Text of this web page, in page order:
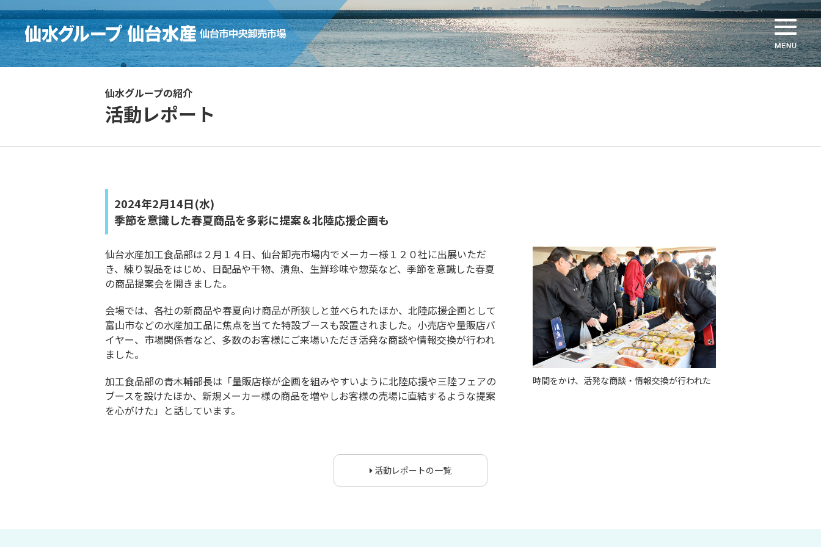
仙水グループの紹介
活動レポート
2024年2月14日(水)
季節を意識した春夏商品を多彩に提案＆北陸応援企画も
仙台水産加工食品部は２月１４日、仙台卸売市場内でメーカー様１２０社に出展いただ
き、練り製品をはじめ、日配品や干物、漬魚、生鮮珍味や惣菜など、季節を意識した春夏
の商品提案会を開きました。
会場では、各社の新商品や春夏向け商品が所狭しと並べられたほか、北陸応援企画として
富山市などの水産加工品に焦点を当てた特設ブースも設置されました。小売店や量販店バ
イヤー、市場関係者など、多数のお客様にご来場いただき活発な商談や情報交換が行われ
ました。
加工食品部の青木輔部長は「量販店様が企画を組みやすいように北陸応援や三陸フェアの
ブースを設けたほか、新規メーカー様の商品を増やしお客様の売場に直結するような提案
を心がけた」と話しています。
時間をかけ、活発な商談・情報交換が行われた
活動レポートの一覧